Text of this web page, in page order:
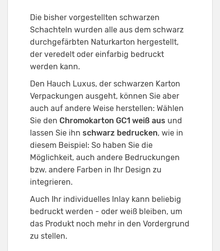
Die bisher vorgestellten schwarzen
Schachteln wurden alle aus dem schwarz
durchgefärbten Naturkarton hergestellt,
der veredelt oder einfarbig bedruckt
werden kann.
Den Hauch Luxus, der schwarzen Karton
Verpackungen ausgeht, können Sie aber
auch auf andere Weise herstellen: Wählen
Sie den Chromokarton GC1 weiß aus und
lassen Sie ihn schwarz bedrucken, wie in
diesem Beispiel: So haben Sie die
Möglichkeit, auch andere Bedruckungen
bzw. andere Farben in Ihr Design zu
integrieren.
Auch Ihr individuelles Inlay kann beliebig
bedruckt werden - oder weiß bleiben, um
das Produkt noch mehr in den Vordergrund
zu stellen.